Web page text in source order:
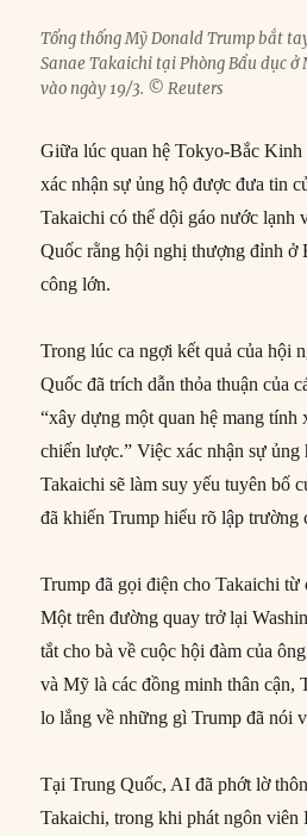
Tổng thống Mỹ Donald Trump bắt
Sanae Takaichi tại Phòng Bầu dục
vào ngày 19/3. © Reuters
Giữa lúc quan hệ Tokyo-Bắc Kinh
xác nhận sự ủng hộ được đưa tin
Takaichi có thể dội gáo nước lạnh
Quốc rằng hội nghị thượng đỉnh ở
công lớn.
Trong lúc ca ngợi kết quả của hội
Quốc đã trích dẫn thỏa thuận của
“xây dựng một quan hệ mang tính
chiến lược.” Việc xác nhận sự ủng
Takaichi sẽ làm suy yếu tuyên bố
đã khiến Trump hiểu rõ lập
Trump đã gọi điện cho Takaichi
Một trên đường quay trở lại
tắt cho bà về cuộc hội đàm của
và Mỹ là các đồng minh thân cận,
lo lắng về những gì Trump đã nói
Tại Trung Quốc, AI đã phớt lờ
Takaichi, trong khi phát ngôn viên